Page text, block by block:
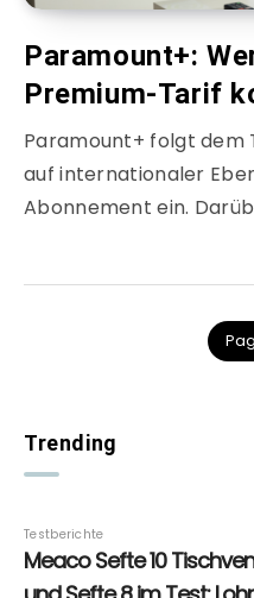
Paramount+:
Premium-Tarif
Paramount+ folgt dem
auf internationaler
Abonnement ein.
Trending